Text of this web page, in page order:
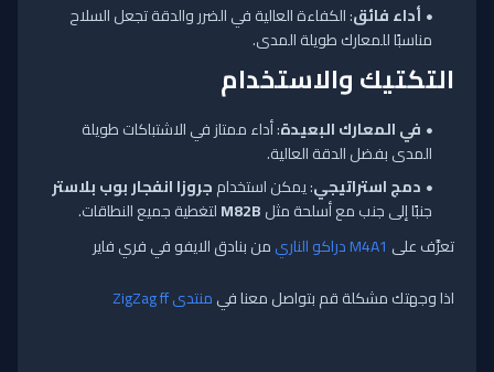
أداء فائق: الكفاءة العالية في الضرر والدقة تجعل السلاح
مناسبًا للمعارك طويلة المدى.
التكتيك والاستخدام
في المعارك البعيدة: أداء ممتاز في الاشتباكات طويلة
المدى بفضل الدقة العالية.
دمج استراتيجي: يمكن استخدامجروزا انفجار بوب بلاستر
جنبًا إلى جنب مع أسلحة مثلM82Bلتغطية جميع النطاقات.
تعرَّف على M4A1 دراكو الناري
من بنادق الايفو في فري فاير
اذا وجهتك مشكلة قم بتواصل معنا فيمنتدى ZigZag ff